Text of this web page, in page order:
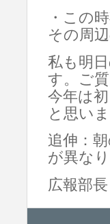
・この
その周
私も明
す。ご
今年は
と思いま
追伸：
が異な
広報部